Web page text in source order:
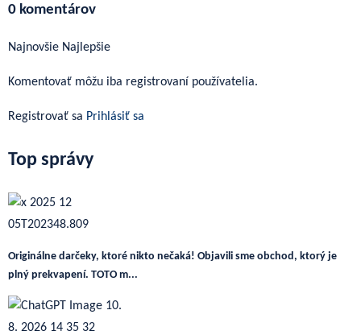
0 komentárov
Najnovšie Najlepšie
Komentovať môžu iba registrovaní používatelia.
Registrovať sa Prihlásiť sa
Top správy
Originálne darčeky, ktoré nikto nečaká! Objavili sme obchod, ktorý je
plný prekvapení. TOTO m...